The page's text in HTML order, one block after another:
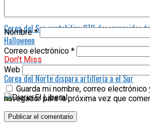
Corea del Sur contabiliza 270 desaparecidos
Halloween
Don't Miss
Corea del Norte dispara artillería a el Sur
Nombre*
Correo electrónico *
Web
Guarda mi nombre, correo
navegador para la próxima vez que